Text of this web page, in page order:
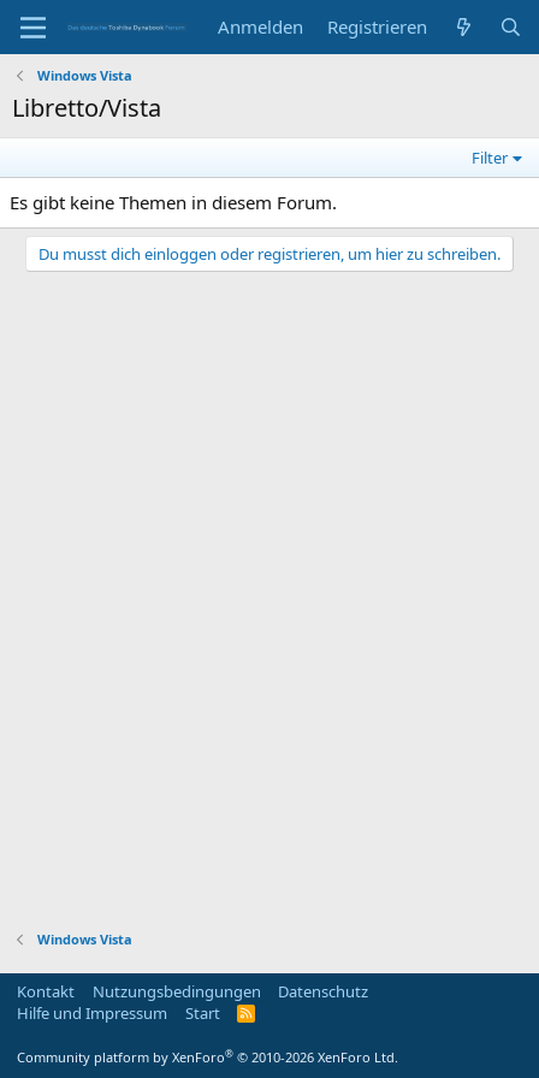
Anmelden Registrieren
Windows Vista
Libretto/Vista
Filter
Es gibt keine Themen in diesem Forum.
Du musst dich einloggen oder registrieren, um hier zu schreiben.
Windows Vista
Kontakt Nutzungsbedingungen
Datenschutz
Hilfe und Impressum
Start
R
Community platform by XenForo® © 2010-2026 XenForo Ltd.